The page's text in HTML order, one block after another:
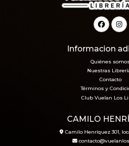
Informacion
Quiénes
Nuestras
Contacto
Términos y
Club Vuelan Los
CAMILO
Camilo Henríquez 301,